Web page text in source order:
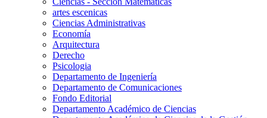
artes escenicas
Ciencias Administrativas
Economía
Arquitectura
Derecho
Psicologia
Departamento de Ingeniería
Departamento de Comunicaciones
Fondo Editorial
Departamento Académico de Ciencias